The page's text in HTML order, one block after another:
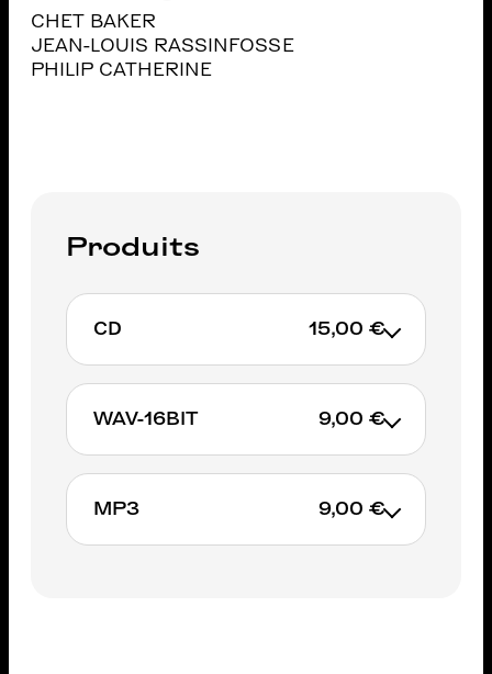
CHET BAKER
JEAN-LOUIS RASSINFOSSE
PHILIP CATHERINE
Produits
CD 15,00 €
AJOUTER AU PANIER
WAV-16BIT 9,00 €
AJOUTER AU PANIER
MP3 9,00 €